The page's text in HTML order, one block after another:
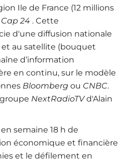
Ile de France (12 millions
Cap 24 . Cette
d'une diffusion nationale
et au satellite (bouquet
d’information
en continu, sur le modèle
Bloomberg ou CNBC.
NextRadioTVd'Alain
semaine 18 h de
économique et financière
et le défilement en